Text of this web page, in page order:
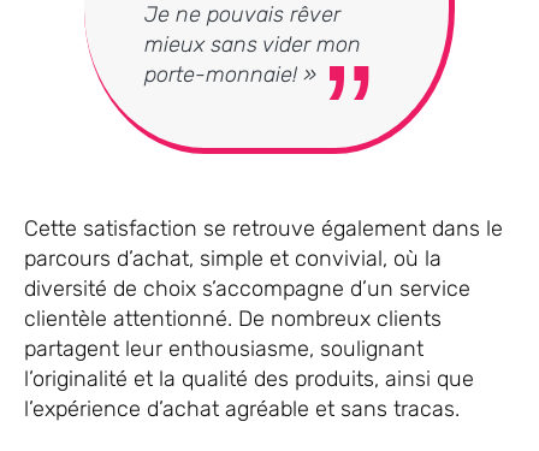
Je ne pouvais rêver
mieux sans vider mon
porte-monnaie! »
Cette satisfaction se retrouve également dans le
parcours d’achat, simple et convivial, où la
diversité de choix s’accompagne d’un service
clientèle attentionné. De nombreux clients
partagent leur enthousiasme, soulignant
l’originalité et la qualité des produits, ainsi que
l’expérience d’achat agréable et sans tracas.